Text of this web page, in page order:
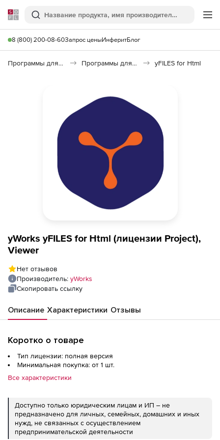
Softline
Поиск
8 (800) 200-08-60Запрос ценыИнферитБлог
Программы для программирования Программы для разработки ПО yFILES for Html
yWorks yFILES for Html (лицензии Project),
Viewer
Нет отзывов
Производитель: yWorks
Скопировать ссылку
Описание Характеристики Отзывы
Коротко о товаре
Тип лицензии: полная версия
Минимальная покупка: от 1 шт.
Все характеристики
Доступно только юридическим лицам и ИП – не
предназначено для личных, семейных, домашних и иных
нужд, не связанных с осуществлением
предпринимательской деятельности